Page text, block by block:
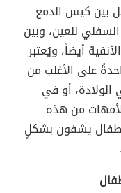
بين كيس الدمع
للعين، وبين
أيضاً، ويُعتبر
على الأغلب من
أو في
من هذه
يشفون بشكلٍ